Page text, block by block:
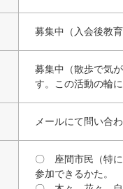
募集中（入会後教育
募集中（散歩で気
す。この活動の輪
メールにて問い合
〇 座間市民（特に
参加できるかた。